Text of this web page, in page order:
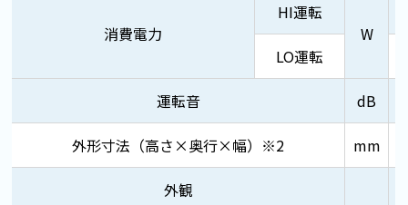
消費電力
HI運転
W
LO運転
運転音 dB
外形寸法（高さ×奥行×幅）※2 mm
外観